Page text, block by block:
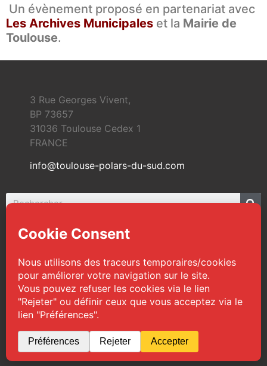
Un évènement proposé en partenariat avec
Les Archives Municipales et la Mairie de
Toulouse.
3 Rue Georges Vivent,
BP 73657
31036 Toulouse Cedex 1
FRANCE
info@toulouse-polars-du-sud.com
© 2026 Toulouse Polars du Sud | Tous droits
réservés
Web Design : TPS|Mentions légales